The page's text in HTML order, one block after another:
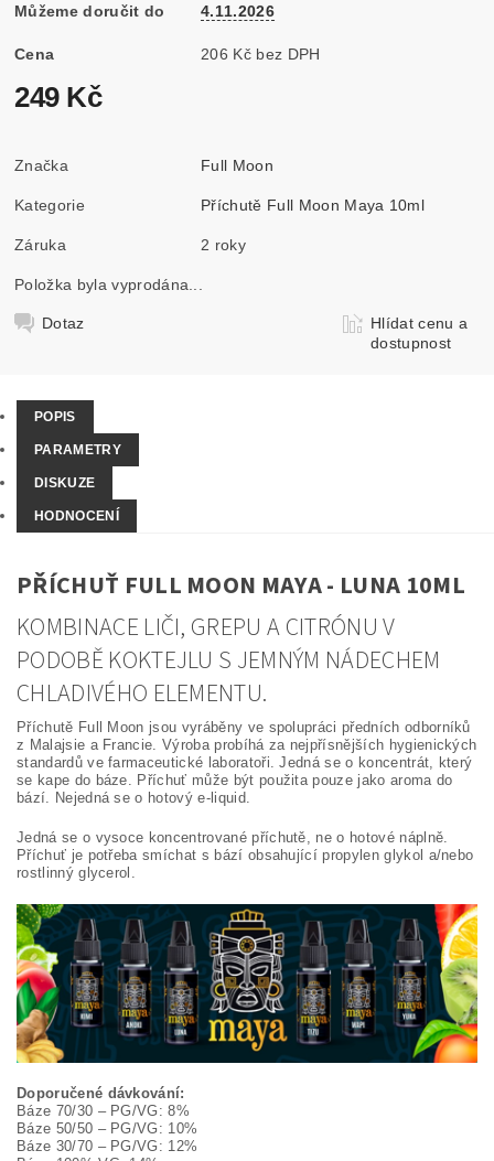
Můžeme doručit do 4.11.2026
Cena 206 Kč bez DPH
249 Kč
Značka Full Moon
Kategorie Příchutě Full Moon Maya 10ml
Záruka 2 roky
Položka byla vyprodána...
Dotaz
Hlídat cenu a
dostupnost
POPIS
PARAMETRY
DISKUZE
HODNOCENÍ
PŘÍCHUŤ FULL MOON MAYA - LUNA 10ML
KOMBINACE LIČI, GREPU A CITRÓNU V
PODOBĚ KOKTEJLU S JEMNÝM NÁDECHEM
CHLADIVÉHO ELEMENTU.
Příchutě Full Moon jsou vyráběny ve spolupráci předních odborníků
z Malajsie a Francie. Výroba probíhá za nejpřísnějších hygienických
standardů ve farmaceutické laboratoři. Jedná se o koncentrát, který
se kape do báze. Příchuť může být použita pouze jako aroma do
bází. Nejedná se o hotový e-liquid.
Jedná se o vysoce koncentrované příchutě, ne o hotové náplně.
Příchuť je potřeba smíchat s bází obsahující propylen glykol a/nebo
rostlinný glycerol.
Doporučené dávkování:
Báze 70/30 – PG/VG: 8%
Báze 50/50 – PG/VG: 10%
Báze 30/70 – PG/VG: 12%